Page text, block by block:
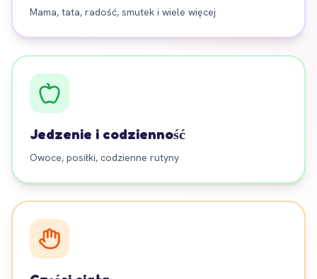
Mama, tata, radość, smutek i wiele więcej
Jedzenie i codzienność
Owoce, posiłki, codzienne rutyny